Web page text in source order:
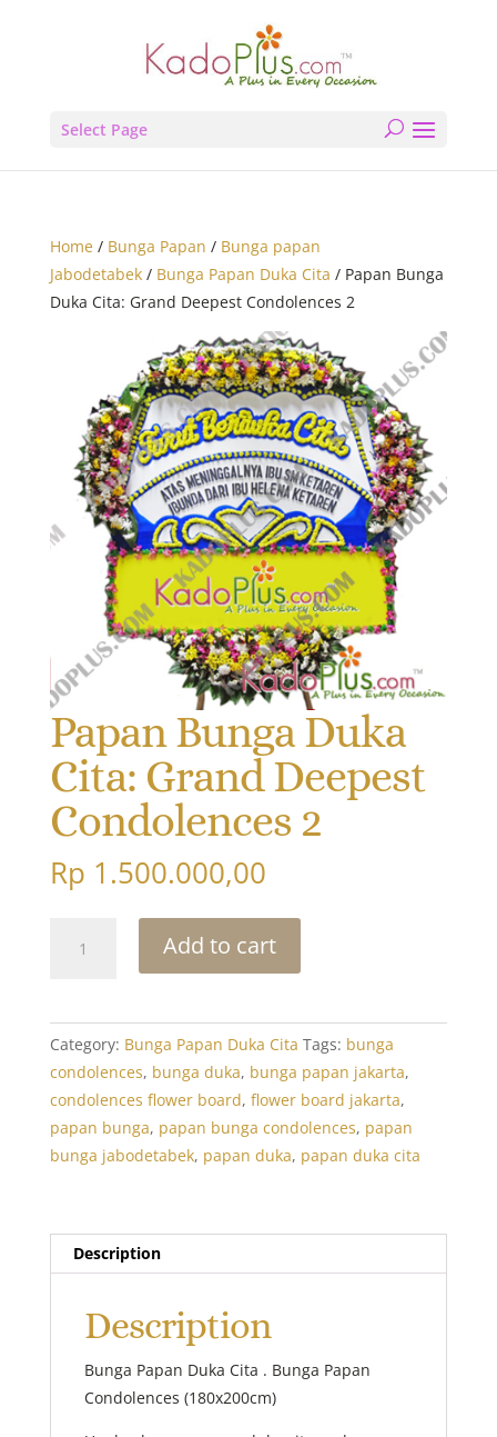
Select Page
Home/ Bunga Papan / Bunga papan
Jabodetabek/ Bunga Papan Duka Cita / Papan Bunga
Duka Cita: Grand Deepest Condolences 2
Papan Bunga Duka
Cita: Grand Deepest
Condolences 2
Rp 1.500.000,00
Bunga
Grand
Deepest
Condolences
2
quantity
Add to cart
Category: Bunga Papan Duka Cita Tags: bunga
condolences, bunga duka, bunga papan jakarta,
condolences flower board, flower board jakarta,
papan bunga, papan bunga condolences, papan
bunga jabodetabek, papan duka, papan duka cita
Description
Description
Bunga Papan Duka Cita . Bunga Papan
Condolences (180x200cm)